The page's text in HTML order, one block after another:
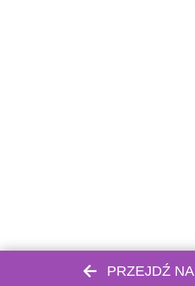
PRZEJDŹ NA